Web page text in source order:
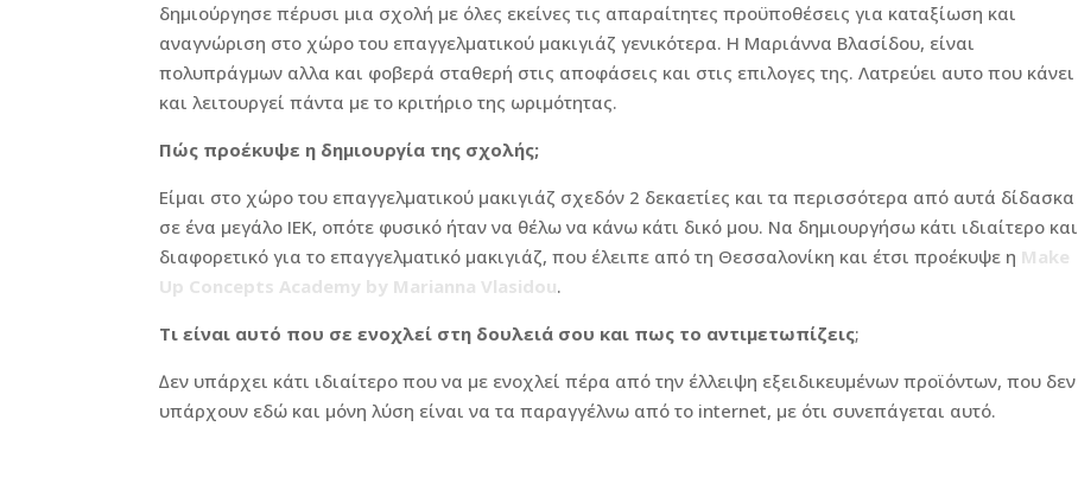
δημιούργησε πέρυσι μια σχολή με όλες εκείνες τις απαραίτητες προϋποθέσεις για καταξίωση και
αναγνώριση στο χώρο του επαγγελματικού μακιγιάζ γενικότερα. Η Μαριάννα Βλασίδου, είναι
πολυπράγμων αλλα και φοβερά σταθερή στις αποφάσεις και στις επιλογες της. Λατρεύει αυτο που κάνει
και λειτουργεί πάντα με το κριτήριο της ωριμότητας.
Πώς προέκυψε η δηµιουργία της σχολής;
Είµαι στο χώρο του επαγγελµατικού µακιγιάζ σχεδόν 2 δεκαετίες και τα περισσότερα από αυτά δίδασκα
σε ένα µεγάλο ΙΕΚ, οπότε φυσικό ήταν να θέλω να κάνω κάτι δικό μου. Να δηµιουργήσω κάτι ιδιαίτερο και
διαφορετικό για το επαγγελµατικό µακιγιάζ, που έλειπε από τη Θεσσαλονίκη και έτσι προέκυψε η Make
Up Concepts Academy by Marianna Vlasidou.
Τι είναι αυτό που σε ενοχλεί στη δουλειά σου και πως το αντιµετωπίζεις;
∆εν υπάρχει κάτι ιδιαίτερο που να µε ενοχλεί πέρα από την έλλειψη εξειδικευµένων προϊόντων, που δεν
υπάρχουν εδώ και µόνη λύση είναι να τα παραγγέλνω από το internet, µε ότι συνεπάγεται αυτό.